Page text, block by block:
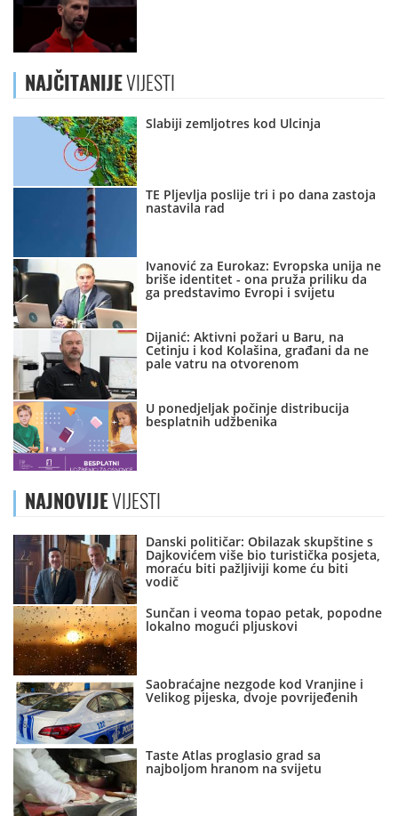
NAJČITANIJEVIJESTI
Slabiji zemljotres kod Ulcinja
TE Pljevlja poslije tri i po dana zastoja
nastavila rad
Ivanović za Eurokaz: Evropska unija ne
briše identitet - ona pruža priliku da
ga predstavimo Evropi i svijetu
Dijanić: Aktivni požari u Baru, na
Cetinju i kod Kolašina, građani da ne
pale vatru na otvorenom
U ponedjeljak počinje distribucija
besplatnih udžbenika
NAJNOVIJEVIJESTI
Danski političar: Obilazak skupštine s
Dajkovićem više bio turistička posjeta,
moraću biti pažljiviji kome ću biti
vodič
Sunčan i veoma topao petak, popodne
lokalno mogući pljuskovi
Saobraćajne nezgode kod Vranjine i
Velikog pijeska, dvoje povrijeđenih
Taste Atlas proglasio grad sa
najboljom hranom na svijetu